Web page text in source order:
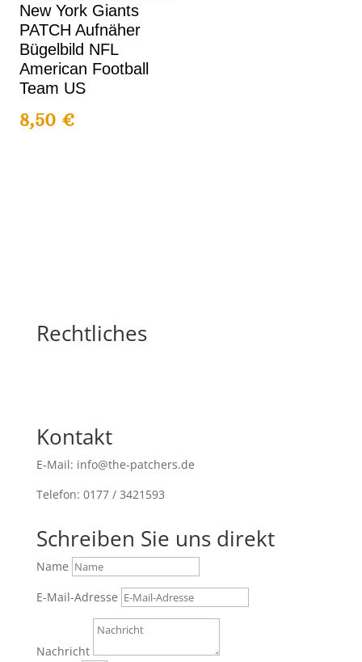
New York Giants
PATCH Aufnäher
Bügelbild NFL
American Football
Team US
8,50€
Rechtliches
Kontakt
E-Mail: info@the-patchers.de
Telefon: 0177 / 3421593
Schreiben Sie uns direkt
Name
E-Mail-Adresse
Nachricht